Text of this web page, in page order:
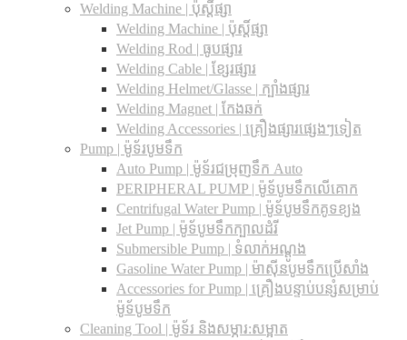
Welding Machine | ប៉ុស្តិ៍ផ្សា
Welding Machine | ប៉ុស្តិ៍ផ្សា
Welding Rod | ធូបផ្សារ
Welding Cable | ខ្សែរផ្សារ
Welding Helmet/Glasse | ក្បាំងផ្សារ
Welding Magnet | កែងឆក់
Welding Accessories | គ្រឿងផ្សារផ្សេងៗទៀត
Pump | ម៉ូទ័របូមទឹក
Auto Pump | ម៉ូទ័រជម្រុញទឹក Auto
PERIPHERAL PUMP | ម៉ូទ័បូមទឹកលើគោក
Centrifugal Water Pump | ម៉ូទ័បូមទឹកគូទខ្យង
Jet Pump | ម៉ូទ័បូមទឹកក្បាលដំរី
Submersible Pump | ទំលាក់អណ្តូង
Gasoline Water Pump | ម៉ាស៊ីនបូមទឹកប្រើសាំង
Accessories for Pump | គ្រឿងបន្ទាប់បន្សំសម្រាប់
ម៉ូទ័បូមទឹក
Cleaning Tool | ម៉ូទ័រ និងសម្ភារ:សម្អាត